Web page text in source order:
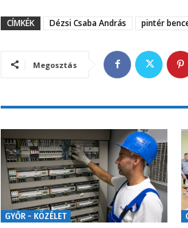
CÍMKÉK Dézsi Csaba András pintér
Megosztás
GYŐR - KÖZÉLET